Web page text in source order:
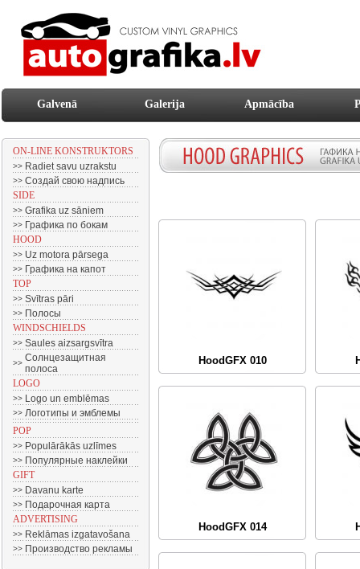
Galvenā Galerija Apmācība
ON-LINE KONSTRUKTORS
>> Radiet savu uzrakstu
>> Создай свою надпись
SIDE
>> Grafika uz sāniem
>> Графика по бокам
HOOD
>> Uz motora pārsega
>> Графика на капот
TOP
>> Svītras pāri
>> Полосы
WINDSCHIELDS
>> Saules aizsargsvītra
>> Солнцезащитная
полоса
LOGO
>> Logo un emblēmas
>> Логотипы и эмблемы
POP
>> Populārākās uzlīmes
>> Популярные наклейки
GIFT
>> Davanu karte
>> Подарочная карта
ADVERTISING
>> Reklāmas izgatavošana
>> Производство рекламы
HoodGFX 010
HoodGFX 014